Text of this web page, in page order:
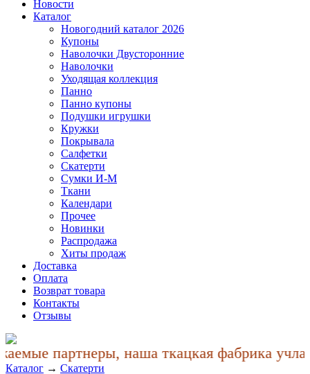
Новости
Каталог
Новогодний каталог 2026
Купоны
Наволочки Двусторонние
Наволочки
Уходящая коллекция
Панно
Панно купоны
Подушки игрушки
Кружки
Покрывала
Салфетки
Скатерти
Сумки И-М
Ткани
Календари
Прочее
Новинки
Распродажа
Хиты продаж
Доставка
Оплата
Возврат товара
Контакты
Отзывы
партнеры, наша ткацкая фабрика учла
Каталог → Скатерти